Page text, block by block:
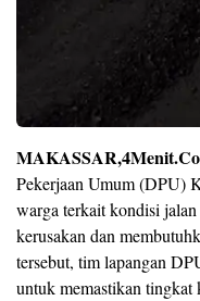
Pekerjaan Umum (DPU)
warga terkait kondisi
kerusakan dan
tersebut, tim lapangan
untuk memastikan tingkat